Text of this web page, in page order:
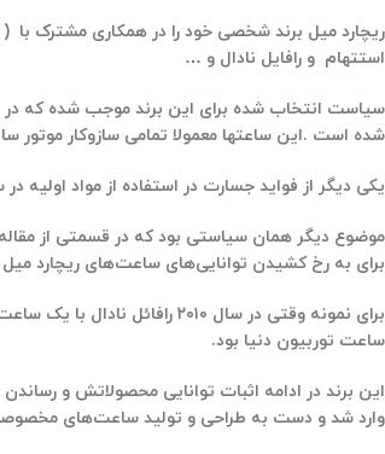
ریچارد میل برند شخصی خود را در همکاری مشترک با ( Audemars Piguet ) راه اندازی کرد که
استتهام و رافایل نادال و …
سیاست انتخاب شده برای این برند موجب شده که در
شده است .این ساعتها معمولا تمامی سازوکار موتور
یکی دیگر از فواید جسارت در استفاده از مواد
موضوع دیگر همان سیاستی بود که در قسمتی از
برای به رخ کشیدن توانایی‌های ساعت‌های ریچارد
ساعت توربیون دنیا بود.
این برند در ادامه اثبات توانایی محصولاتش و
وارد شد و دست به طراحی و تولید ساعت‌های